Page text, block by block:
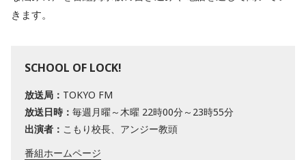
きます。
SCHOOL OF LOCK!
放送局： TOKYO FM
放送日時： 毎週月曜～木曜 22時00分～23時55分
出演者： こもり校長、アンジー教頭
番組ホームページ